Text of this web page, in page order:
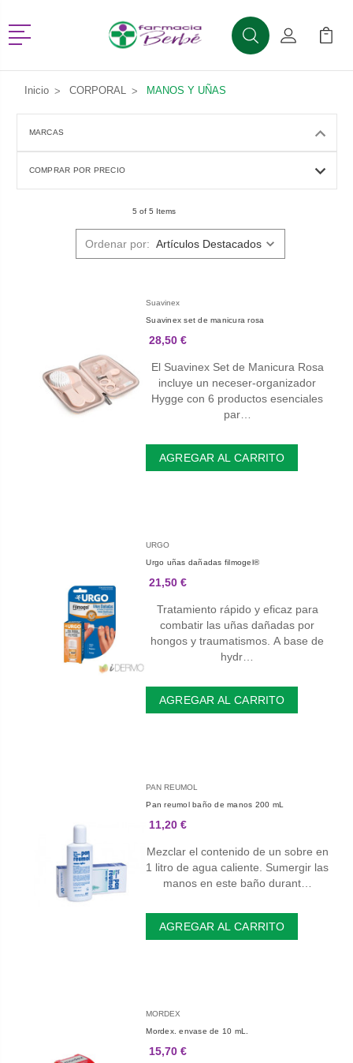
Menú
BuscarMi Cuenta
Mi
Inicio CORPORAL MANOS Y UÑAS
MARCAS
COMPRAR POR PRECIO
5 of 5 Items
Ordenar por:
Suavinex
Suavinex set de manicura rosa
28,50 €
El Suavinex Set de Manicura Rosa
incluye un neceser-organizador
Hygge con 6 productos esenciales
par…
AGREGAR AL CARRITO
URGO
Urgo uñas dañadas filmogel®
21,50 €
Tratamiento rápido y eficaz para
combatir las uñas dañadas por
hongos y traumatismos. A base de
hydr…
AGREGAR AL CARRITO
PAN REUMOL
Pan reumol baño de manos 200 mL
11,20 €
Mezclar el contenido de un sobre en
1 litro de agua caliente. Sumergir las
manos en este baño durant…
AGREGAR AL CARRITO
MORDEX
Mordex. envase de 10 mL.
15,70 €